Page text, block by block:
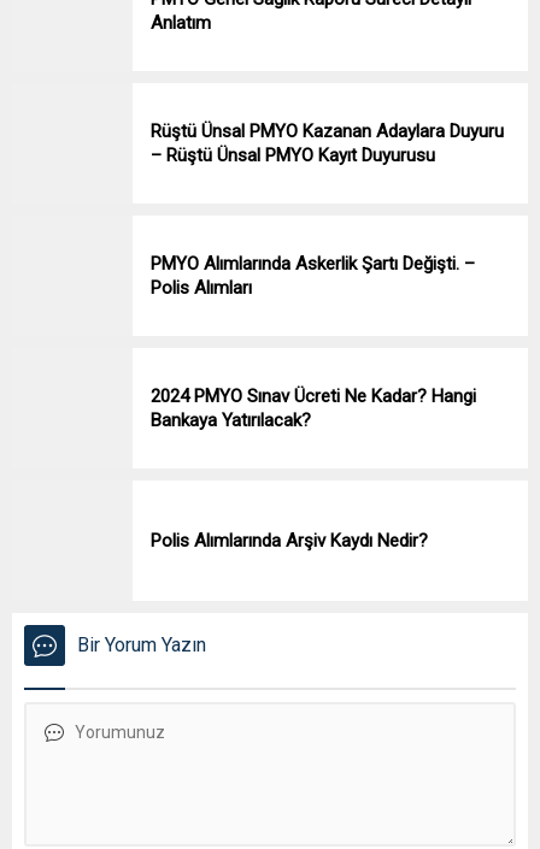
Anlatım
Rüştü Ünsal PMYO Kazanan Adaylara Duyuru
– Rüştü Ünsal PMYO Kayıt Duyurusu
PMYO Alımlarında Askerlik Şartı Değişti. –
Polis Alımları
2024 PMYO Sınav Ücreti Ne Kadar? Hangi
Bankaya Yatırılacak?
Polis Alımlarında Arşiv Kaydı Nedir?
Bir Yorum Yazın